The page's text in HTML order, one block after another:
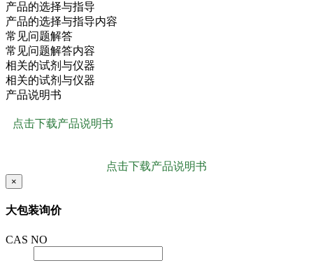
产品的选择与指导
产品的选择与指导内容
常见问题解答
常见问题解答内容
相关的试剂与仪器
相关的试剂与仪器
产品说明书
点击下载产品说明书
点击下载产品说明书
×
大包装询价
CAS NO